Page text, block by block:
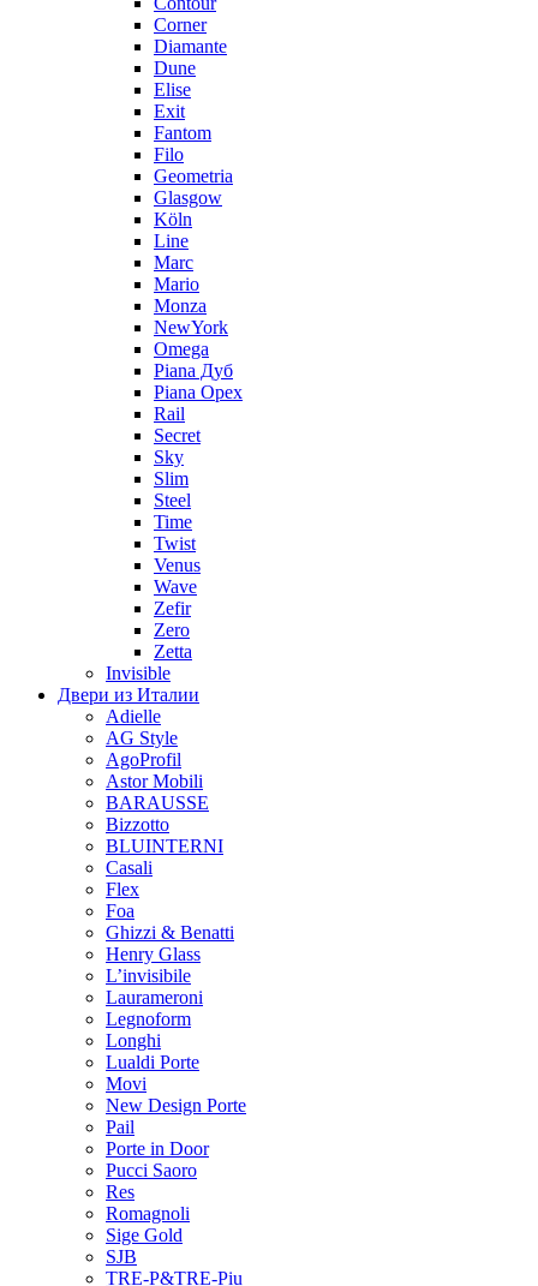
Corner
Diamante
Dune
Elise
Exit
Fantom
Filo
Geometria
Glasgow
Köln
Line
Marc
Mario
Monza
NewYork
Omega
Piana Дуб
Piana Орех
Rail
Secret
Sky
Slim
Steel
Time
Twist
Venus
Wave
Zefir
Zero
Zetta
Invisible
Двери из Италии
Adielle
AG Style
AgoProfil
Astor Mobili
BARAUSSE
Bizzotto
BLUINTERNI
Casali
Flex
Foa
Ghizzi & Benatti
Henry Glass
L’invisibile
Laurameroni
Legnoform
Longhi
Lualdi Porte
Movi
New Design Porte
Pail
Porte in Door
Pucci Saoro
Res
Romagnoli
Sige Gold
SJB
TRE-P&TRE-Piu